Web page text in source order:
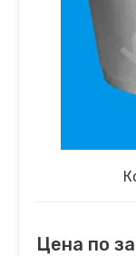
Цена по